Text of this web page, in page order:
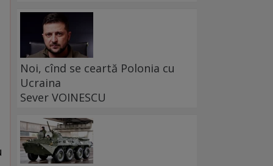
Noi, cînd se ceartă Polonia cu
Ucraina
Sever VOINESCU